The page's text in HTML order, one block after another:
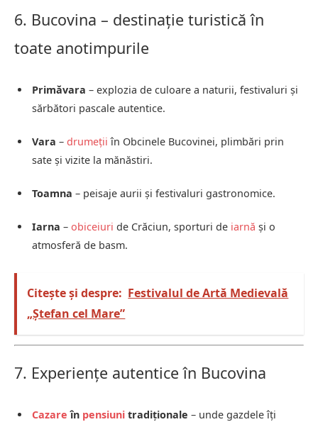
6. Bucovina – destinație turistică în
toate anotimpurile
Primăvara – explozia de culoare a naturii, festivaluri și
sărbători pascale autentice.
Vara – drumeții în Obcinele Bucovinei, plimbări prin
sate și vizite la mănăstiri.
Toamna – peisaje aurii și festivaluri gastronomice.
Iarna – obiceiuri de Crăciun, sporturi de iarnă și o
atmosferă de basm.
Citește și despre: Festivalul de Artă Medievală
„Ștefan cel Mare”
7. Experiențe autentice în Bucovina
Cazare în pensiuni tradiționale – unde gazdele îți